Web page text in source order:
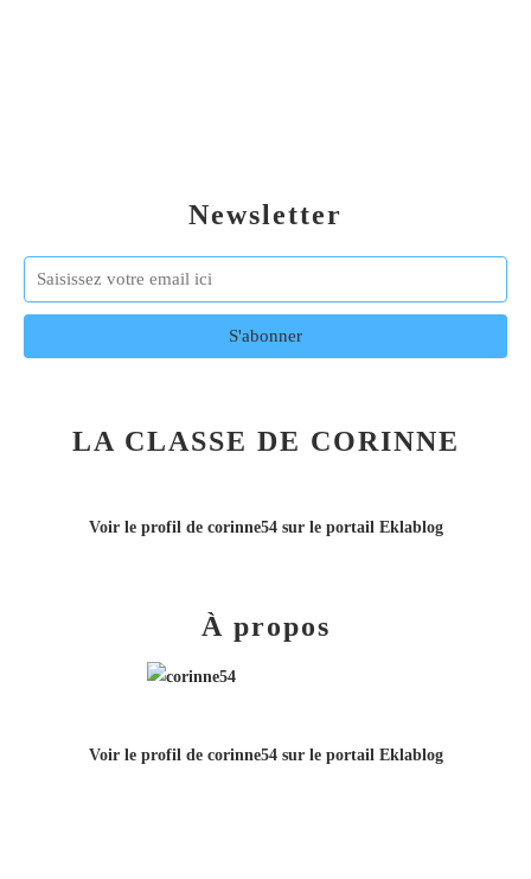
Newsletter
LA CLASSE DE CORINNE
Voir le profil de corinne54sur le portail Eklablog
À propos
Voir le profil de corinne54sur le portail Eklablog